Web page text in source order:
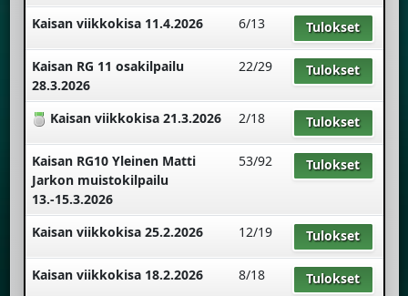
Kaisan viikkokisa 11.4.2026 6/13 Tulokset
Kaisan RG 11 osakilpailu
28.3.2026
22/29 Tulokset
Kaisan viikkokisa 21.3.2026 2/18 Tulokset
Kaisan RG10 Yleinen Matti
Jarkon muistokilpailu
13.-15.3.2026
53/92 Tulokset
Kaisan viikkokisa 25.2.2026 12/19 Tulokset
Kaisan viikkokisa 18.2.2026 8/18 Tulokset